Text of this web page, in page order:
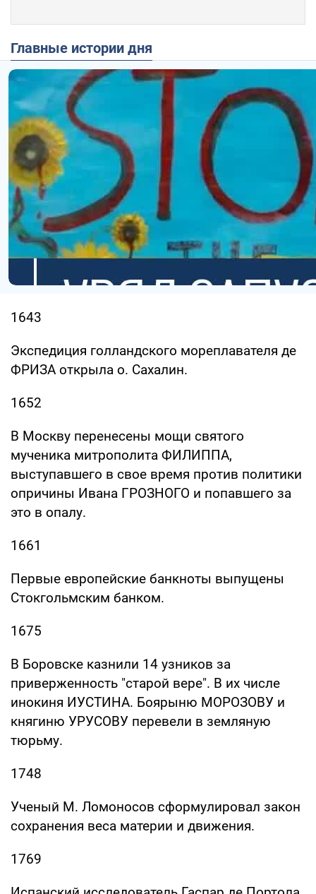
Главные истории дня
1643
Экспедиция голландского мореплавателя де
ФРИЗА открыла о. Сахалин.
1652
В Москву перенесены мощи святого
мученика митрополита ФИЛИППА,
выступавшего в свое время против политики
опричины Ивана ГРОЗНОГО и попавшего за
это в опалу.
1661
Первые европейские банкноты выпущены
Стокгольмским банком.
1675
В Боровске казнили 14 узников за
приверженность "старой вере". В их числе
инокиня ИУСТИНА. Боярыню МОРОЗОВУ и
княгиню УРУСОВУ перевели в земляную
тюрьму.
1748
Ученый М. Ломоносов сформулировал закон
сохранения веса материи и движения.
1769